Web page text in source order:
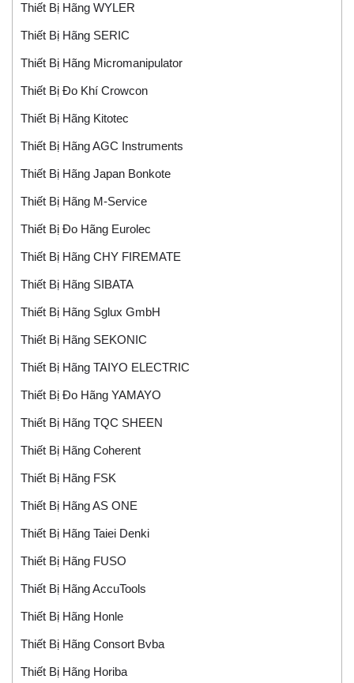
Thiết Bị Hãng WYLER
Thiết Bị Hãng SERIC
Thiết Bị Hãng Micromanipulator
Thiết Bị Đo Khí Crowcon
Thiết Bị Hãng Kitotec
Thiết Bị Hãng AGC Instruments
Thiết Bị Hãng Japan Bonkote
Thiết Bị Hãng M-Service
Thiết Bị Đo Hãng Eurolec
Thiết Bị Hãng CHY FIREMATE
Thiết Bị Hãng SIBATA
Thiết Bị Hãng Sglux GmbH
Thiết Bị Hãng SEKONIC
Thiết Bị Hãng TAIYO ELECTRIC
Thiết Bị Đo Hãng YAMAYO
Thiết Bị Hãng TQC SHEEN
Thiết Bị Hãng Coherent
Thiết Bị Hãng FSK
Thiết Bị Hãng AS ONE
Thiết Bị Hãng Taiei Denki
Thiết Bị Hãng FUSO
Thiết Bị Hãng AccuTools
Thiết Bị Hãng Honle
Thiết Bị Hãng Consort Bvba
Thiết Bị Hãng Horiba